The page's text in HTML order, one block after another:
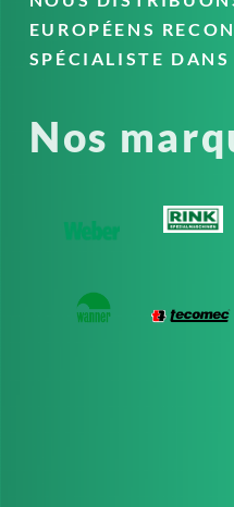
EUROPÉENS
SPÉCIALISTE
Nos